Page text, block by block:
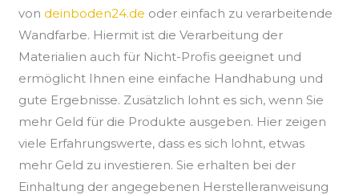
von deinboden24.de oder einfach zu verarbeitende
Wandfarbe. Hiermit ist die Verarbeitung der
Materialien auch für Nicht-Profis geeignet und
ermöglicht Ihnen eine einfache Handhabung und
gute Ergebnisse. Zusätzlich lohnt es sich, wenn Sie
mehr Geld für die Produkte ausgeben. Hier zeigen
viele Erfahrungswerte, dass es sich lohnt, etwas
mehr Geld zu investieren. Sie erhalten bei der
Einhaltung der angegebenen Herstelleranweisung